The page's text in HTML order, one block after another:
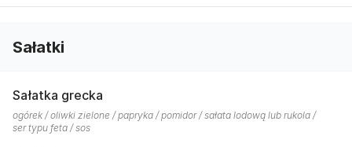
Sałatki
Sałatka grecka
ogórek / oliwki zielone / papryka / pomidor / sałata lodową lub rukola /
ser typu feta / sos